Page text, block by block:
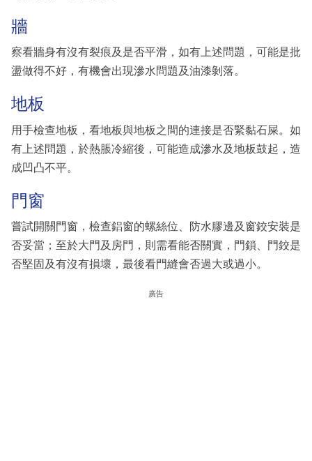
牆
察看牆身有沒有裂痕及是否平滑，如有上述問題，可能是批
盪做得不好，有機會出現滲水問題及油漆剝落。
地板
用手檢查地板，看地板與地板之間的連接是否緊黏石屎。如
有上述問題，於熱脹冷縮後，可能造成滲水及地板鼓起，造
成凹凸不平。
門窗
嘗試開關門窗，檢查鋁窗的螺絲位、防水膠邊及窗鉸安裝是
否妥當；至於大門及房門，則需看能否關實，門鎖、門鉸是
否堅固及有沒有損壞，最後看門縫會否過大或過小。
廣告